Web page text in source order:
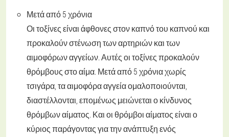
Μετά από 5 χρόνια
Οι τοξίνες είναι άφθονες στον καπνό του καπνού και
προκαλούν στένωση των αρτηριών και των
αιμοφόρων αγγείων. Αυτές οι τοξίνες προκαλούν
θρόμβους στο αίμα. Μετά από 5 χρόνια χωρίς
τσιγάρα, τα αιμοφόρα αγγεία ομαλοποιούνται,
διαστέλλονται, επομένως μειώνεται ο κίνδυνος
θρόμβων αίματος. Και οι θρόμβοι αίματος είναι ο
κύριος παράγοντας για την ανάπτυξη ενός